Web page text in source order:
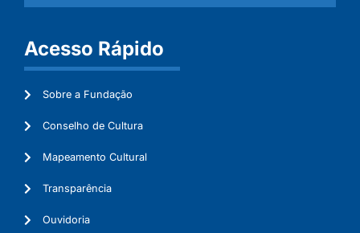
Acesso Rápido
Sobre a Fundação
Conselho de Cultura
Mapeamento Cultural
Transparência
Ouvidoria